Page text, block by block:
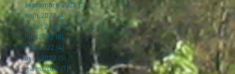
septembre 2022 (2) 2 posts
août 2022 (4)4 posts
juillet 2022 (4)4 posts
juin 2022 (8) 8 posts
mai 2022 (4) 4 posts
avril 2022 (5)
mars 2022 (7) 7 posts